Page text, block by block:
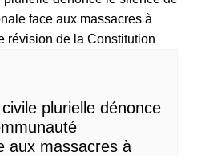
plurielle dénonce
aux massacres à